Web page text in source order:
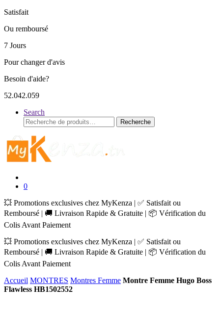
Satisfait
Ou remboursé
7 Jours
Pour changer d'avis
Besoin d'aide?
52.042.059
Search
Recherche
pour :
Recherche
0
💥 Promotions exclusives chez MyKenza | ✅ Satisfait ou
Remboursé | 🚚 Livraison Rapide & Gratuite | 📦 Vérification du
Colis Avant Paiement
💥 Promotions exclusives chez MyKenza | ✅ Satisfait ou
Remboursé | 🚚 Livraison Rapide & Gratuite | 📦 Vérification du
Colis Avant Paiement
Accueil MONTRES Montres Femme Montre Femme Hugo Boss
Flawless HB1502552